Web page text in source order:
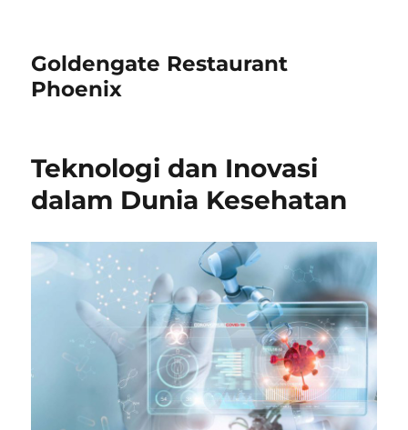
Goldengate Restaurant
Phoenix
Teknologi dan Inovasi
dalam Dunia Kesehatan